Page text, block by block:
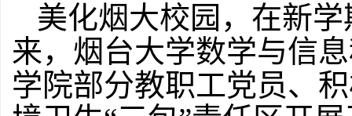
美化烟大校园，在新
来，烟台大学数学与信
学院部分教职工党员、